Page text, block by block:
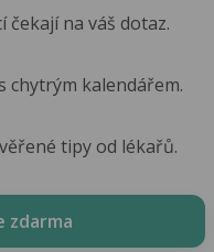
čekají na váš dotaz.
chytrým kalendářem.
tipy od lékařů.
zdarma